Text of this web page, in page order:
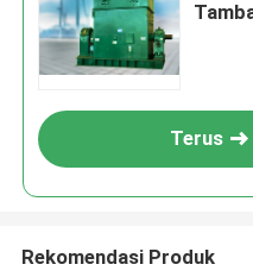
Terus
Rekomendasi Produk